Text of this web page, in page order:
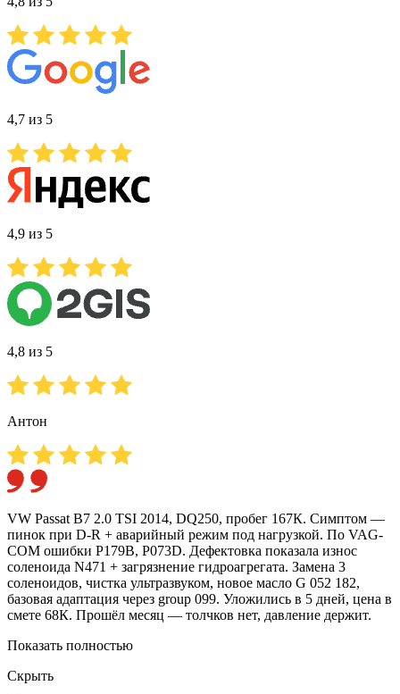
4,7 из 5
4,9 из 5
4,8 из 5
Антон
VW Passat B7 2.0 TSI 2014, DQ250, пробег 167К. Симптом —
пинок при D-R + аварийный режим под нагрузкой. По VAG-
COM ошибки P179B, P073D. Дефектовка показала износ
соленоида N471 + загрязнение гидроагрегата. Замена 3
соленоидов, чистка ультразвуком, новое масло G 052 182,
базовая адаптация через group 099. Уложились в 5 дней, цена в
смете 68К. Прошёл месяц — толчков нет, давление держит.
Показать полностью
Скрыть